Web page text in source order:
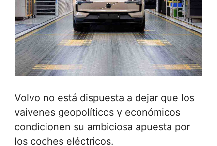
Volvo no está dispuesta a dejar que los
vaivenes geopolíticos y económicos
condicionen su ambiciosa apuesta por
los coches eléctricos.